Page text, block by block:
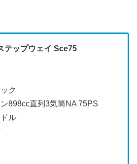
テップウェイ Sce75
ク
898cc直列3気筒NA 75PS
ル